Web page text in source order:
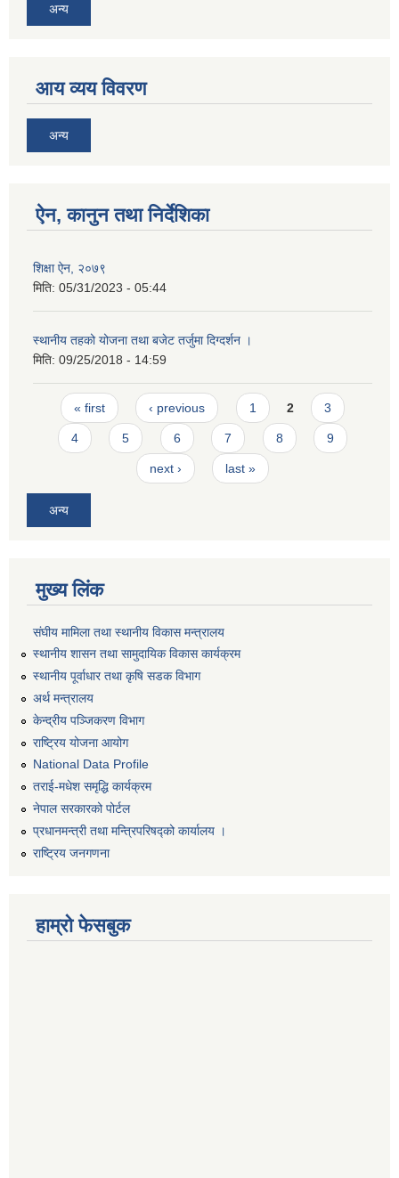
अन्य
आय व्यय विवरण
अन्य
ऐन, कानुन तथा निर्देशिका
शिक्षा ऐन, २०७९
मिति: 05/31/2023 - 05:44
स्थानीय तहको योजना तथा बजेट तर्जुमा दिग्दर्शन ।
मिति: 09/25/2018 - 14:59
Pages
« first ‹ previous 1 2 3
4 5 6 7 8 9
next › last »
अन्य
मुख्य लिंक
संघीय मामिला तथा स्थानीय विकास मन्त्रालय
स्थानीय शासन तथा सामुदायिक विकास कार्यक्रम
स्थानीय पूर्वाधार तथा कृषि सडक विभाग
अर्थ मन्त्रालय
केन्द्रीय पञ्जिकरण विभाग
राष्ट्रिय योजना आयोग
National Data Profile
तराई-मधेश समृद्धि कार्यक्रम
नेपाल सरकारको पोर्टल
प्रधानमन्त्री तथा मन्त्रिपरिषद्को कार्यालय ।
राष्ट्रिय जनगणना
हाम्रो फेसबुक